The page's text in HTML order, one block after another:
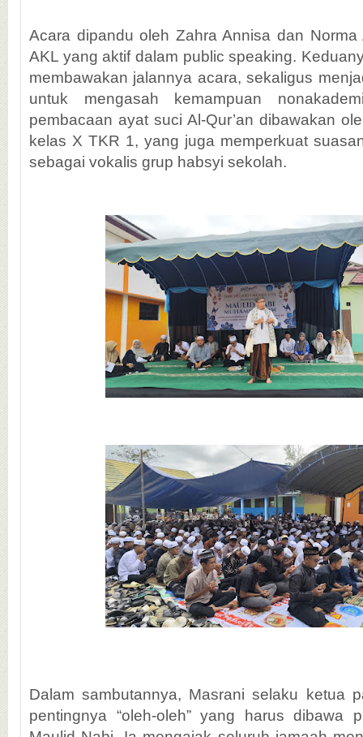
Acara dipandu oleh Zahra Annisa dan
AKL yang aktif dalam public speaking.
membawakan jalannya acara, sekaligus
untuk mengasah kemampuan
pembacaan ayat suci Al-Qur’an dibawakan
kelas X TKR 1, yang juga memperkuat
sebagai vokalis grup habsyi sekolah.
Dalam sambutannya, Masrani selaku ketua
pentingnya “oleh-oleh” yang harus dibawa